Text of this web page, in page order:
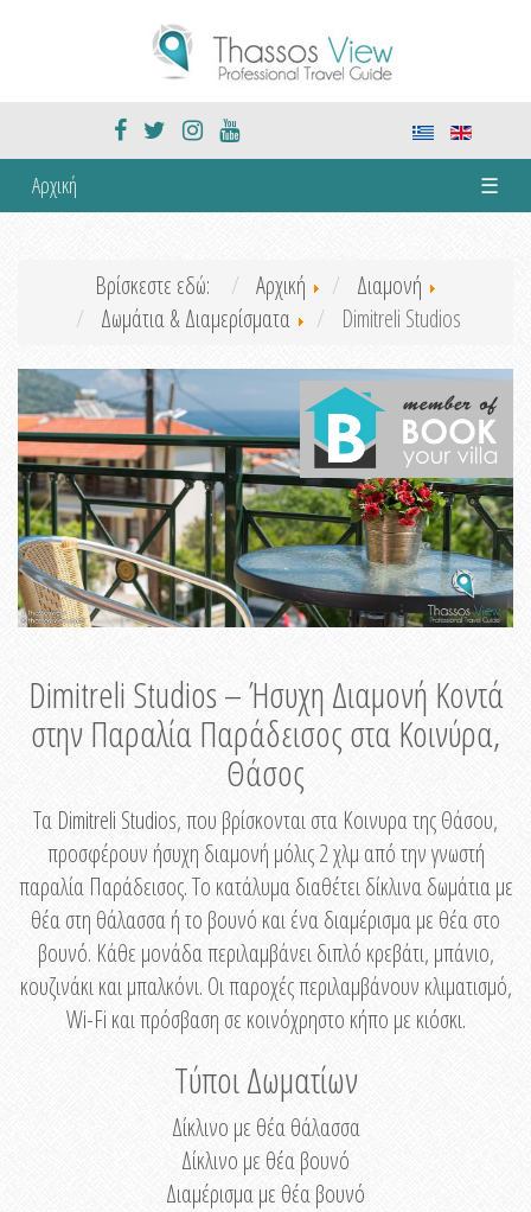
Αρχική ☰
Βρίσκεστε εδώ: Αρχική
Διαμονή
Δωμάτια & Διαμερίσματα
Dimitreli Studios
Dimitreli Studios – Ήσυχη Διαμονή Κοντά
στην Παραλία Παράδεισος στα Κοινύρα,
Θάσος
Τα Dimitreli Studios, που βρίσκονται στα Κοινυρα της Θάσου,
προσφέρουν ήσυχη διαμονή μόλις 2 χλμ από την γνωστή
παραλία Παράδεισος. Το κατάλυμα διαθέτει δίκλινα δωμάτια με
θέα στη θάλασσα ή το βουνό και ένα διαμέρισμα με θέα στο
βουνό. Κάθε μονάδα περιλαμβάνει διπλό κρεβάτι, μπάνιο,
κουζινάκι και μπαλκόνι. Οι παροχές περιλαμβάνουν κλιματισμό,
Wi-Fi και πρόσβαση σε κοινόχρηστο κήπο με κιόσκι.
Τύποι Δωματίων
Δίκλινο με θέα θάλασσα
Δίκλινο με θέα βουνό
Διαμέρισμα με θέα βουνό